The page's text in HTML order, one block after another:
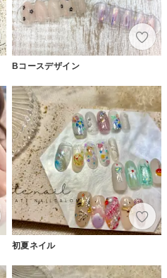
Bコースデザイン
初夏ネイル